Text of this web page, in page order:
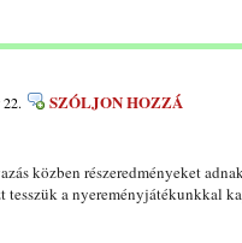
SZÓLJON HOZZÁ
közben részeredményeket
a nyereményjátékunkkal